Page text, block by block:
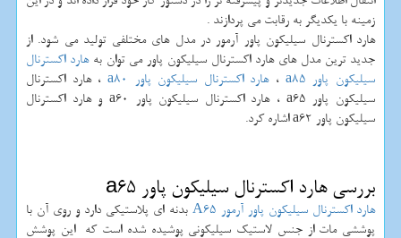
زمینه با یکدیگر به رقابت می پردازند .
هارد اکسترنال سیلیکون پاور آرمور در مدل های مختلفی تولید می شود. از
جدید ترین مدل های هارد اکسترنال سیلیکون پاور می توان بههارد اکسترنال
سیلیکون پاور a85 ،هارد اکسترنال سیلیکون پاور a80 ، هارد اکسترنال
سیلیکون پاور a65 ، هارد اکسترنال سیلیکون پاور a60 و هارد اکسترنال
سیلیکون پاور a62اشاره کرد.
بررسی هارد اکسترنال سیلیکون پاور a65
هارد اکسترنال سیلیکون پاور آرمور A65 بدنه ای پلاستیکی دارد و روی آن با
پوششی مات از جنس لاستیک سیلیکونی پوشیده شده است که این پوشش